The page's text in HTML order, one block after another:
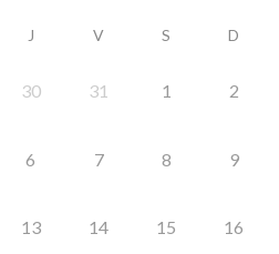
J V S D
30 31 1 2
6 7 8 9
13 14 15 16